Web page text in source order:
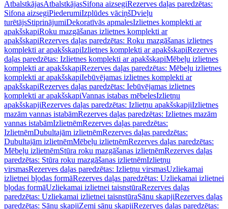
AtbalstkājasAtbalstkājasSifona aizsegiRezerves daļas paredzētas:
Sifona aizsegiPiederumiIzplūdes vāciņšDvieļu
turētājsStiprinājumiDekoratīvās apmalesIzlietnes komplekti ar
apakšskapiRoku mazgāšanas izlietnes komplekti ar
apakšskapiRezerves daļas paredzētas: Roku mazgāšanas izlietnes
komplekti ar apakšskapiIzlietnes komplekti ar apakšskapiRezerves
daļas paredzētas: Izlietnes komplekti ar apakšskapiMēbeļu izlietnes
komplekti ar apakšskapiRezerves daļas paredzētas: Mēbeļu izlietnes
komplekti ar apakšskapiIebūvējamas izlietnes komplekti ar
apakšskapiRezerves daļas paredzētas: Iebūvējamas izlietnes
komplekti ar apakšskapiVannas istabas mēbelesIzlietņu
apakšskapjiRezerves daļas paredzētas: Izlietņu apakšskapjiIzlietnes
mazām vannas istabāmRezerves daļas paredzētas: Izlietnes mazām
vannas istabāmIzlietnēmRezerves daļas paredzētas:
IzlietnēmDubultajām izlietnēmRezerves daļas paredzētas:
Dubultajām izlietnēmMēbeļu izlietnēmRezerves daļas paredzētas:
Mēbeļu izlietnēmStūra roku mazgāšanas izlietnēmRezerves daļas
paredzētas: Stūra roku mazgāšanas izlietnēmIzlietņu
virsmasRezerves daļas paredzētas: Izlietņu virsmasUzliekamai
izlietnei bļodas formāRezerves daļas paredzētas: Uzliekamai izlietnei
bļodas formāUzliekamai izlietnei taisnstūraRezerves daļas
paredzētas: Uzliekamai izlietnei taisnstūraSānu skapjiRezerves daļas
paredzētas: Sānu skapjiZemi sānu skapjiRezerves daļas paredzētas: